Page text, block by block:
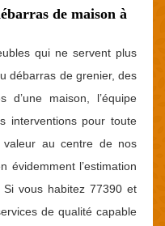
de maison à
qui ne servent plus
débarras de grenier, des
d’une maison, l’équipe
interventions pour toute
au centre de nos
évidemment l’estimation
vous habitez 77390 et
de qualité capable